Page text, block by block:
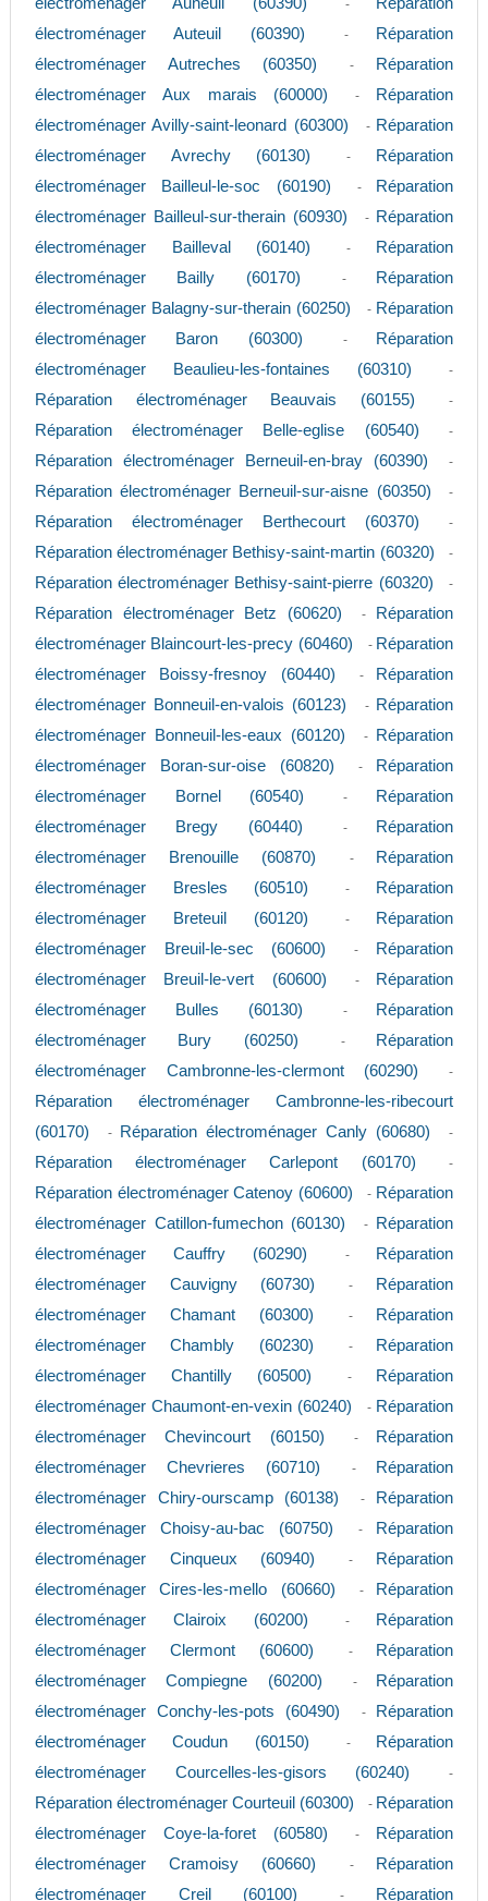
-
électroménager Auteuil (60390)
-
Réparation
électroménager Autreches (60350)
-
Réparation
électroménager Aux marais (60000)
-
Réparation
électroménager Avilly-saint-leonard (60300)
- Réparation
électroménager Avrechy (60130)
-
Réparation
électroménager Bailleul-le-soc (60190)
-
Réparation
électroménager Bailleul-sur-therain (60930)
- Réparation
électroménager Bailleval (60140)
-
Réparation
électroménager Bailly (60170)
-
Réparation
électroménager Balagny-sur-therain (60250)
- Réparation
électroménager Baron (60300)
-
Réparation
électroménager Beaulieu-les-fontaines (60310)
-
Réparation électroménager Beauvais (60155) -
Réparation électroménager Belle-eglise (60540) -
Réparation électroménager Berneuil-en-bray (60390) -
Réparation électroménager Berneuil-sur-aisne (60350) -
Réparation électroménager Berthecourt (60370) -
Réparation électroménager Bethisy-saint-martin (60320) -
Réparation électroménager Bethisy-saint-pierre (60320) -
Réparation électroménager Betz (60620) -
Réparation
électroménager Blaincourt-les-precy (60460)
- Réparation
électroménager Boissy-fresnoy (60440)
-
Réparation
électroménager Bonneuil-en-valois (60123)
- Réparation
électroménager Bonneuil-les-eaux (60120)
-
Réparation
électroménager Boran-sur-oise (60820)
-
Réparation
électroménager Bornel (60540)
-
Réparation
électroménager Bregy (60440)
-
Réparation
électroménager Brenouille (60870)
-
Réparation
électroménager Bresles (60510)
-
Réparation
électroménager Breteuil (60120)
-
Réparation
électroménager Breuil-le-sec (60600)
-
Réparation
électroménager Breuil-le-vert (60600)
-
Réparation
électroménager Bulles (60130)
-
Réparation
électroménager Bury (60250)
-
Réparation
électroménager Cambronne-les-clermont (60290)
-
Réparation électroménager Cambronne-les-ribecourt
(60170)
- Réparation électroménager Canly (60680) -
Réparation électroménager Carlepont (60170) -
Réparation électroménager Catenoy (60600) - Réparation
électroménager Catillon-fumechon (60130)
-
Réparation
électroménager Cauffry (60290)
-
Réparation
électroménager Cauvigny (60730)
-
Réparation
électroménager Chamant (60300)
-
Réparation
électroménager Chambly (60230)
-
Réparation
électroménager Chantilly (60500)
-
Réparation
électroménager Chaumont-en-vexin (60240)
- Réparation
électroménager Chevincourt (60150)
-
Réparation
électroménager Chevrieres (60710)
-
Réparation
électroménager Chiry-ourscamp (60138)
-
Réparation
électroménager Choisy-au-bac (60750)
-
Réparation
électroménager Cinqueux (60940)
-
Réparation
électroménager Cires-les-mello (60660)
-
Réparation
électroménager Clairoix (60200)
-
Réparation
électroménager Clermont (60600)
-
Réparation
électroménager Compiegne (60200)
-
Réparation
électroménager Conchy-les-pots (60490)
-
Réparation
électroménager Coudun (60150)
-
Réparation
électroménager Courcelles-les-gisors (60240)
-
Réparation électroménager Courteuil (60300) - Réparation
électroménager Coye-la-foret (60580)
-
Réparation
électroménager Cramoisy (60660)
-
Réparation
électroménager Creil (60100)
- Réparation